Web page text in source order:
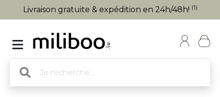
Livraison gratuite & expédition en 24h/48h! (1)